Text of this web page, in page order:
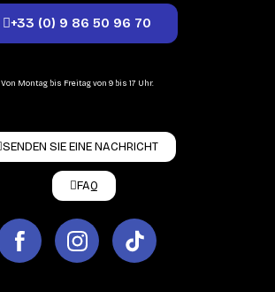
+33 (0) 9 86 50 96 70
Von Montag bis Freitag von 9 bis 17 Uhr.
SENDEN SIE EINE NACHRICHT
FAQ